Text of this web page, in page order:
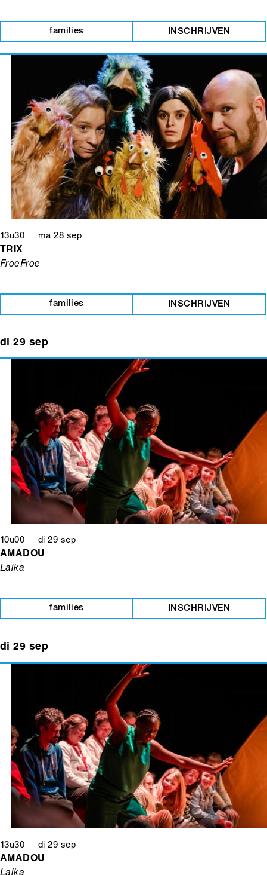
families INSCHRIJVEN
13u30 ma 28 sep
TRIX
FroeFroe
families INSCHRIJVEN
di 29 sep
10u00 di 29 sep
AMADOU
Laika
families INSCHRIJVEN
di 29 sep
13u30 di 29 sep
AMADOU